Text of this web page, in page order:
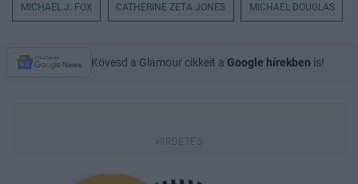
MICHAEL J. FOX CATHERINE ZETA JONES MICHAEL DOUGLAS
Kövesd a Glamour cikkeit a Google hírekben is!